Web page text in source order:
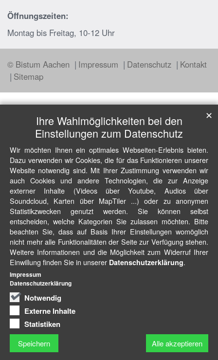
Öffnungszeiten:
Montag bis Freitag, 10-12 Uhr
© Bistum Aachen Impressum Datenschutz
Kontakt
Sitemap
Ihre Wahlmöglichkeiten bei den
Einstellungen zum Datenschutz
Wir möchten Ihnen ein optimales Webseiten-Erlebnis bieten.
Dazu verwenden wir Cookies, die für das Funktionieren unserer
Website notwendig sind. Mit Ihrer Zustimmung verwenden wir
auch Cookies und andere Technologien, die zur Anzeige
externer Inhalte (Videos über Youtube, Audios über
Soundcloud, Karten über MapTiler ...) oder zu anonymen
Statistikzwecken genutzt werden. Sie können selbst
entscheiden, welche Kategorien Sie zulassen möchten. Bitte
beachten Sie, dass auf Basis Ihrer Einstellungen womöglich
nicht mehr alle Funktionalitäten der Seite zur Verfügung stehen.
Weitere Informationen und die Möglichkeit zum Widerruf Ihrer
Einwillung finden Sie in unserer Datenschutzerklärung.
Notwendig
Externe Inhalte
Statistiken
Speichern Alle akzeptieren
✕
Impressum
Datenschutzerklärung